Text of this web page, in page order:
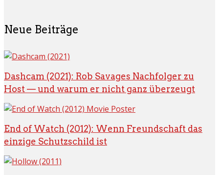
Neue Beiträge
Dashcam (2021): Rob Savages Nachfolger zu
Host — und warum er nicht ganz überzeugt
End of Watch (2012): Wenn Freundschaft das
einzige Schutzschild ist